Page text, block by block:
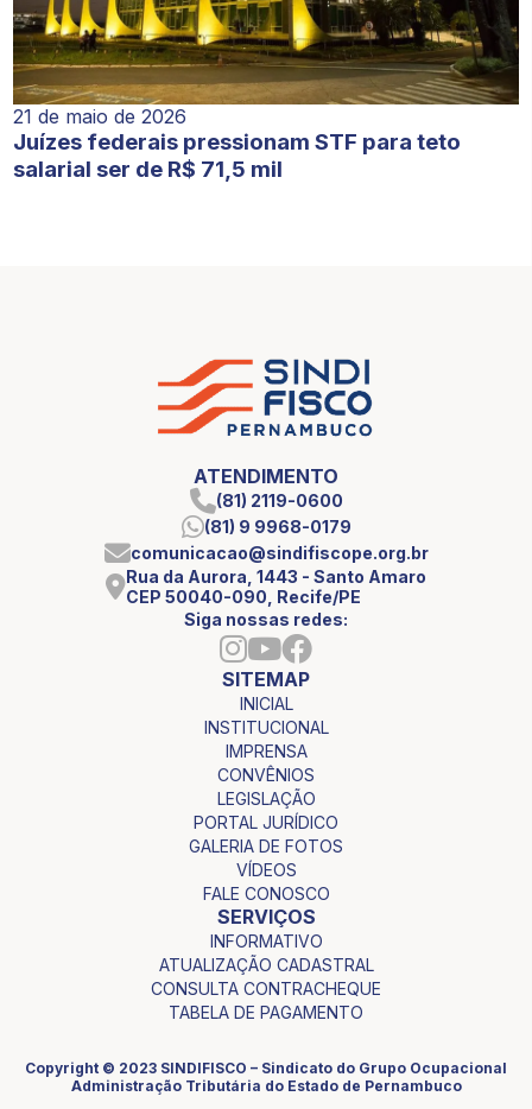
21 de maio de 2026
Juízes federais pressionam STF para teto
salarial ser de R$ 71,5 mil
ATENDIMENTO
(81) 2119-0600
(81) 9 9968-0179
comunicacao@sindifiscope.org.br
Rua da Aurora, 1443 - Santo Amaro
CEP 50040-090, Recife/PE
Siga nossas redes:
SITEMAP
INICIAL
INSTITUCIONAL
IMPRENSA
CONVÊNIOS
LEGISLAÇÃO
PORTAL JURÍDICO
GALERIA DE FOTOS
VÍDEOS
FALE CONOSCO
SERVIÇOS
INFORMATIVO
ATUALIZAÇÃO CADASTRAL
CONSULTA CONTRACHEQUE
TABELA DE PAGAMENTO
Copyright © 2023 SINDIFISCO – Sindicato do Grupo Ocupacional
Administração Tributária do Estado de Pernambuco